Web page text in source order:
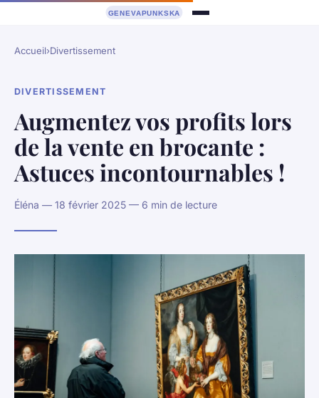
Accueil›Divertissement
DIVERTISSEMENT
Augmentez vos profits lors
de la vente en brocante :
Astuces incontournables !
Éléna — 18 février 2025 — 6 min de lecture